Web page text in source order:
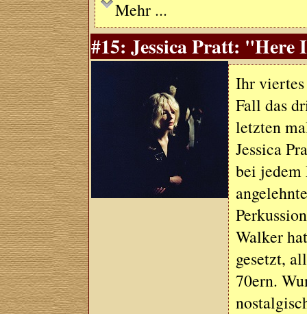
Mehr ...
#15: Jessica Pratt: "Here
Ihr
Fall das
letzten
Jessica
bei jedem
Walker
gesetzt,
70ern.